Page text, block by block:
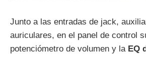
Junto a las entradas de jack,
auriculares, en el panel de control
potenciómetro de volumen y la EQ